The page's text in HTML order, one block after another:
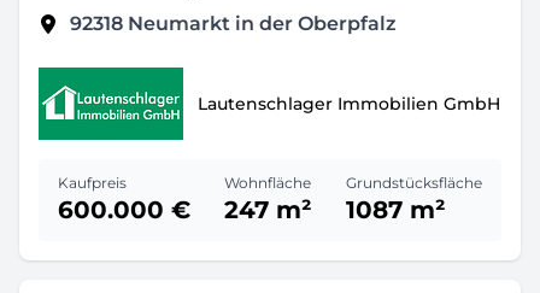
92318 Neumarkt in der Oberpfalz
Lautenschlager Immobilien GmbH
Kaufpreis
600.000 €
Wohnfläche
247 m²
Grundstücksfläche
1087 m²